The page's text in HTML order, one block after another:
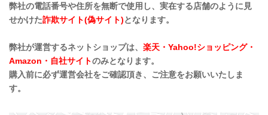
弊社の電話番号や住所を無断で使用し、実在する店舗のように見
せかけた詐欺サイト(偽サイト)となります。
弊社が運営するネットショップは、 楽天・Yahoo!ショッピング・
Amazon・自社サイトのみとなります。
購入前に必ず運営会社をご確認頂き、ご注意をお願いいたしま
す。